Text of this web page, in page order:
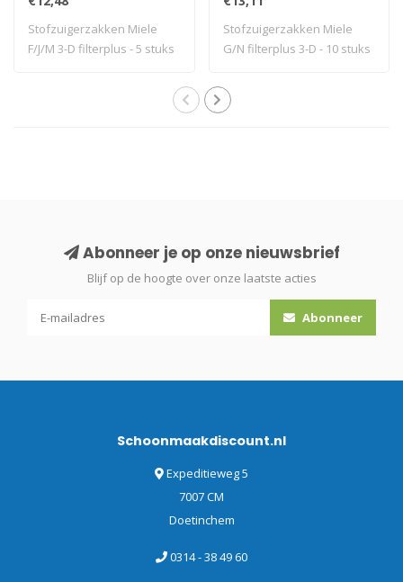
filter
Stofzuigerzakken Miele
F/J/M 3-D filterplus - 5 stuks
Stofzuigerzakken Miele
G/N filterplus 3-D - 10 stuks
Abonneer je op onze nieuwsbrief
Blijf op de hoogte over onze laatste acties
Abonneer
Schoonmaakdiscount.nl
Expeditieweg 5
7007 CM
Doetinchem
0314 - 38 49 60